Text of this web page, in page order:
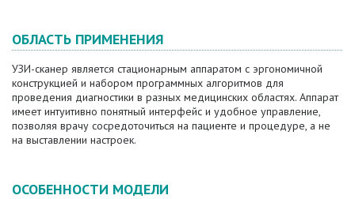
ОБЛАСТЬ ПРИМЕНЕНИЯ
УЗИ-сканер является стационарным аппаратом с эргономичной
конструкцией и набором программных алгоритмов для
проведения диагностики в разных медицинских областях. Аппарат
имеет интуитивно понятный интерфейс и удобное управление,
позволяя врачу сосредоточиться на пациенте и процедуре, а не
на выставлении настроек.
ОСОБЕННОСТИ МОДЕЛИ